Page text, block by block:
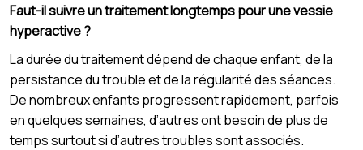
Faut-il suivre un traitement longtemps pour une vessie
hyperactive ?
La durée du traitement dépend de chaque enfant, de la
persistance du trouble et de la régularité des séances.
De nombreux enfants progressent rapidement, parfois
en quelques semaines, d’autres ont besoin de plus de
temps surtout si d’autres troubles sont associés.